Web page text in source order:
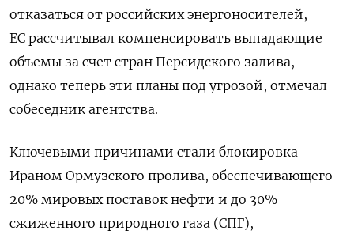
отказаться от российских энергоносителей,
ЕС рассчитывал компенсировать выпадающие
объемы за счет стран Персидского залива,
однако теперь эти планы под угрозой, отмечал
собеседник агентства.
Ключевыми причинами стали блокировка
Ираном Ормузского пролива, обеспечивающего
20% мировых поставок нефти и до 30%
сжиженного природного газа (СПГ),